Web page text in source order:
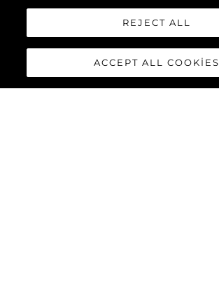
REJECT ALL
ACCEPT ALL COOKIES